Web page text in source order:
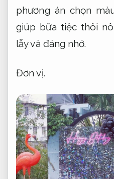
phương án chọn
giúp bữa tiệc thôi
lẫy và đáng nhớ.
Đơn vị.